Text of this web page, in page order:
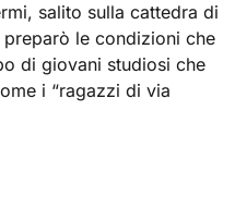
salito sulla cattedra di
le condizioni che
di giovani studiosi che
i “ragazzi di via